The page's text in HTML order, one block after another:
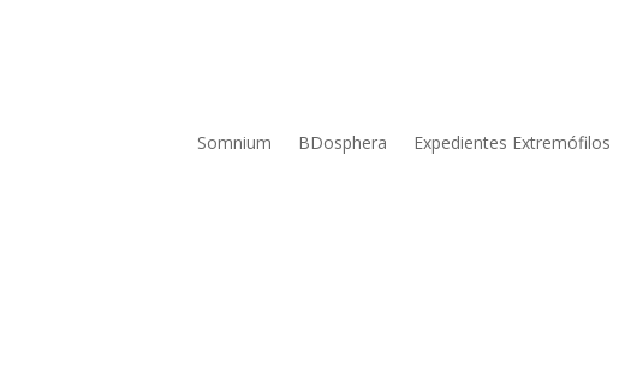
Somnium BDosphera Expedientes Extremófilos